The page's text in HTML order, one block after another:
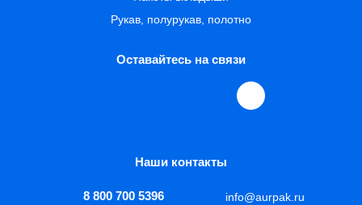
Рукав, полурукав, полотно
Оставайтесь на связи
Наши контакты
8 800 700 5396 info@aurpak.ru